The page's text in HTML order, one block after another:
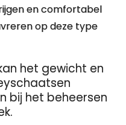
en comfortabel
op deze type
het gewicht en
bij het beheersen